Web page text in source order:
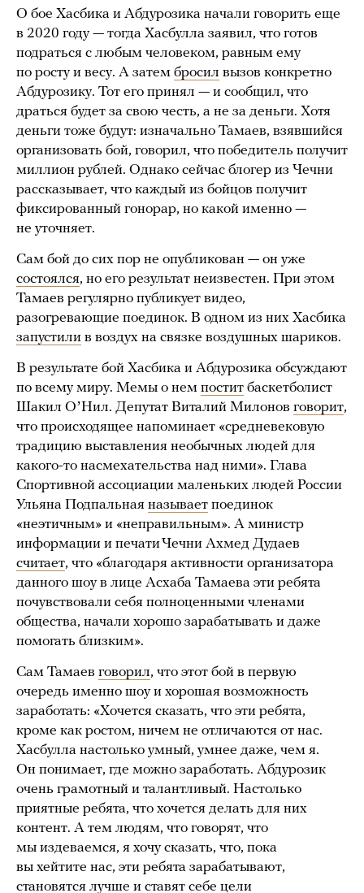
О бое Хасбика и Абдурозика начали говорить еще
в 2020 году — тогда Хасбулла заявил, что готов
подраться с любым человеком, равным ему
по росту и весу. А затем бросил вызов конкретно
Абдурозику. Тот его принял — и сообщил, что
драться будет за свою честь, а не за деньги. Хотя
деньги тоже будут: изначально Тамаев, взявшийся
организовать бой, говорил, что победитель получит
миллион рублей. Однако сейчас блогер из Чечни
рассказывает, что каждый из бойцов получит
фиксированный гонорар, но какой именно —
не уточняет.
Сам бой до сих пор не опубликован — он уже
состоялся, но его результат неизвестен. При этом
Тамаев регулярно публикует видео,
разогревающие поединок. В одном из них Хасбика
запустили в воздух на связке воздушных шариков.
В результате бой Хасбика и Абдурозика обсуждают
по всему миру. Мемы о нем постит баскетболист
Шакил ОʼНил. Депутат Виталий Милонов говорит,
что происходящее напоминает «средневековую
традицию выставления необычных людей для
какого-то насмехательства над ними». Глава
Спортивной ассоциации маленьких людей России
Ульяна Подпальная называет поединок
«неэтичным» и «неправильным». А министр
информации и печати Чечни Ахмед Дудаев
считает, что «благодаря активности организатора
данного шоу в лице Асхаба Тамаева эти ребята
почувствовали себя полноценными членами
общества, начали хорошо зарабатывать и даже
помогать близким».
Сам Тамаев говорил, что этот бой в первую
очередь именно шоу и хорошая возможность
заработать: «Хочется сказать, что эти ребята,
кроме как ростом, ничем не отличаются от нас.
Хасбулла настолько умный, умнее даже, чем я.
Он понимает, где можно заработать. Абдурозик
очень грамотный и талантливый. Настолько
приятные ребята, что хочется делать для них
контент. А тем людям, что говорят, что
мы издеваемся, я хочу сказать, что, пока
вы хейтите нас, эти ребята зарабатывают,
становятся лучше и ставят себе цели